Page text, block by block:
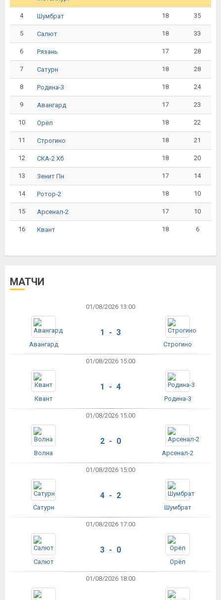
4 Шумбрат 18 35
5 Салют 18 33
6 Рязань 17 28
7 Сатурн 18 28
8 Родина-3 18 24
9 Авангард 17 23
10 Орёл 18 22
11 Строгино 18 21
12 СКА-2 Хб 18 20
13 Зенит Пн 17 14
14 Ротор-2 18 10
15 Арсенал-2 17 10
16 Квант 18 6
МАТЧИ
01/08/2026 13:00
Авангард
1 - 3
Строгино
01/08/2026 15:00
Квант
1 - 4
Родина-3
01/08/2026 15:00
Волна
2 - 0
Арсенал-2
01/08/2026 15:00
Сатурн
4 - 2
Шумбрат
01/08/2026 17:00
Салют
3 - 0
Орёл
01/08/2026 18:00